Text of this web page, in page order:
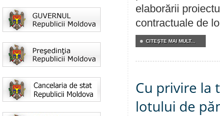
elaborării
contractuale de
CITEŞTE MAI MULT...
Cu privire la
lotului de